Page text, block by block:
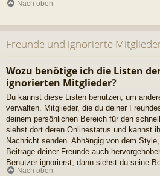
Nach oben
Freunde und ignorierte
Wozu benötige ich die Listen
ignorierten Mitglieder?
Du kannst diese Listen benutzen, um
verwalten. Mitglieder, die du deiner
deinem persönlichen Bereich für den
siehst dort deren Onlinestatus und kannst
Nachricht senden. Abhängig von dem
Beiträge deiner Freunde auch
Benutzer ignorierst, dann siehst du seine
Nach oben